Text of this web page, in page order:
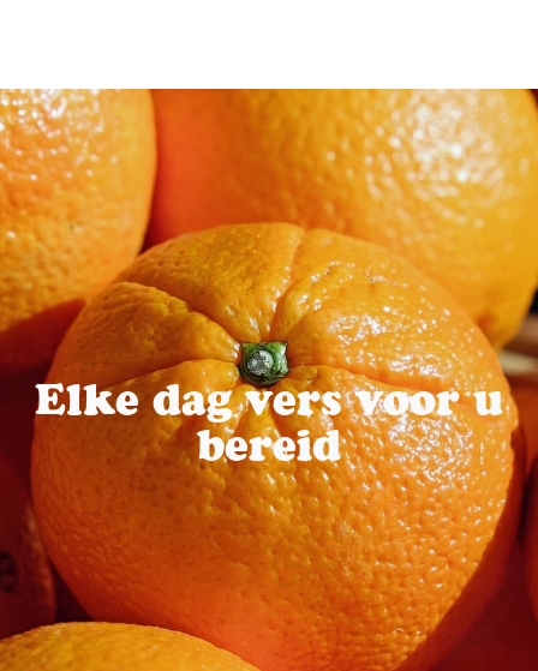
Elke dag vers voor u
bereid